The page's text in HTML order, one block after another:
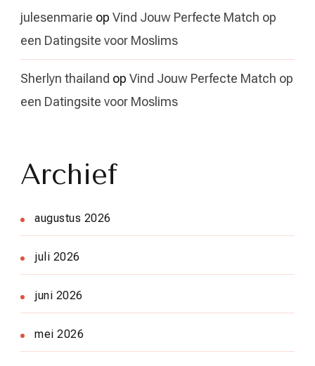
julesenmarie op Vind Jouw Perfecte Match op
een Datingsite voor Moslims
Sherlyn thailand op Vind Jouw Perfecte Match op
een Datingsite voor Moslims
Archief
augustus 2026
juli 2026
juni 2026
mei 2026